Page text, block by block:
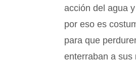
acción del agua
por eso es
para que
enterraban a sus